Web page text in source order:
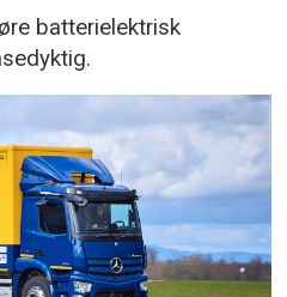
batterielektrisk